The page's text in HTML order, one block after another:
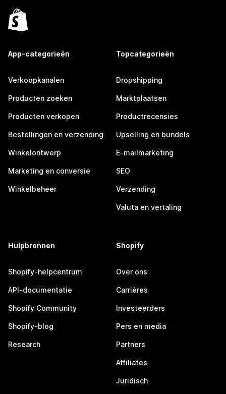
App-categorieën
Verkoopkanalen
Producten zoeken
Producten verkopen
Bestellingen en verzending
Winkelontwerp
Marketing en conversie
Winkelbeheer
Topcategorieën
Dropshipping
Marktplaatsen
Productrecensies
Upselling en bundels
E-mailmarketing
SEO
Verzending
Valuta en vertaling
Hulpbronnen
Shopify-helpcentrum
API-documentatie
Shopify Community
Shopify-blog
Research
Shopify
Over ons
Carrières
Investeerders
Pers en media
Partners
Affiliates
Juridisch